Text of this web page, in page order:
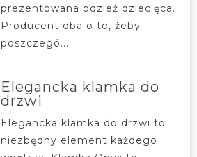
prezentowana odzież dziecięca.
Producent dba o to, żeby
poszczegó...
Elegancka klamka do
drzwi
Elegancka klamka do drzwi to
niezbędny element każdego